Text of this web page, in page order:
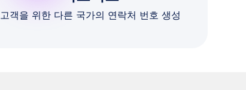
고객을 위한 다른 국가의 연락처 번호 생성